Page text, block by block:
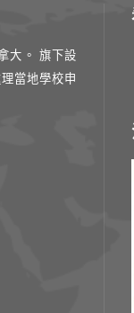
大。 旗下設
當地學校申